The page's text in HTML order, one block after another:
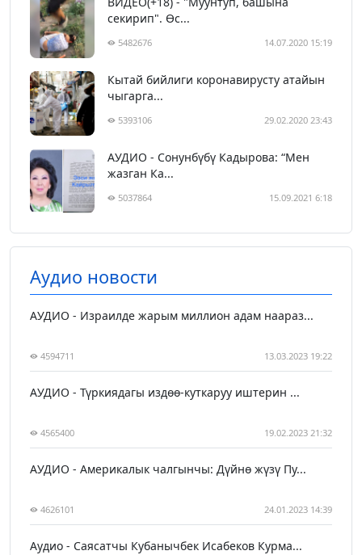
секирип". Өс...
5482676 14.07.2020 15:19
Кытай бийлиги коронавирусту атайын
чыгарга...
5393106 29.02.2020 23:43
АУДИО - Сонунбүбү Кадырова: “Мен
жазган Ка...
5037864 15.09.2021 6:18
Аудио новости
АУДИО - Израилде жарым миллион адам наараз...
4594711 13.03.2023 19:22
АУДИО - Түркиядагы издөө-куткаруу иштерин ...
4565400 19.02.2023 21:32
АУДИО - Америкалык чалгынчы: Дүйнө жүзү Пу...
4626101 24.01.2023 14:39
Аудио - Саясатчы Кубанычбек Исабеков Курма...